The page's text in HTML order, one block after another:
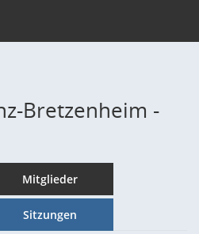
Bretzenheim -
Mitglieder
Sitzungen